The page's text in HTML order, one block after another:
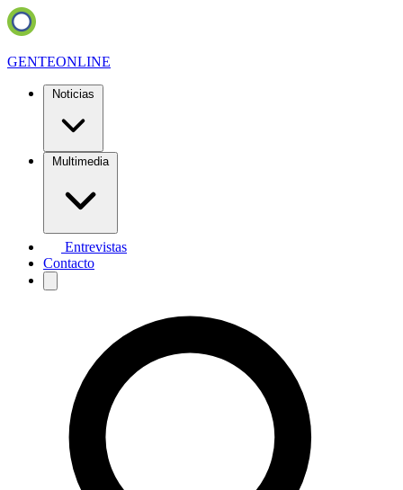
GENTEONLINE
Noticias
Multimedia
Entrevistas
Contacto